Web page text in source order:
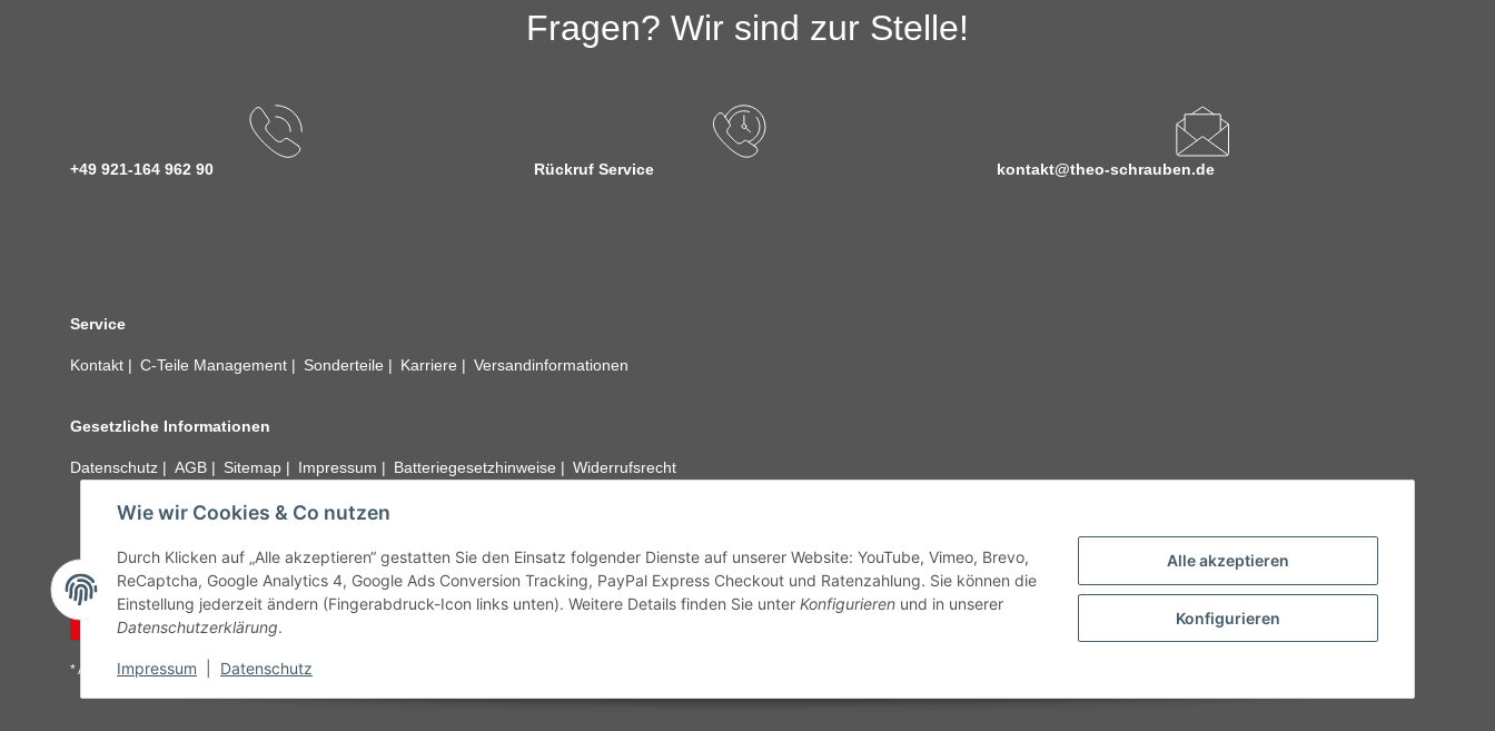
Alle akzeptieren
Konfigurieren
Wie wir Cookies & Co nutzen
Durch Klicken auf „Alle akzeptieren“ gestatten Sie den Einsatz folgender Dienste auf unserer Website: YouTube, Vimeo, Brevo,
ReCaptcha, Google Analytics 4, Google Ads Conversion Tracking, PayPal Express Checkout und Ratenzahlung. Sie können die
Einstellung jederzeit ändern (Fingerabdruck-Icon links unten). Weitere Details finden Sie unter Konfigurieren und in unserer
Datenschutzerklärung.
Impressum Datenschutz
Fragen? Wir sind zur Stelle!
+49 921-164 962 90 Rückruf Service kontakt@theo-schrauben.de
Service
Kontakt C-Teile Management Sonderteile Karriere Versandinformationen
Gesetzliche Informationen
Datenschutz AGB Sitemap Impressum Batteriegesetzhinweise Widerrufsrecht
unseren Kundenservice. Abbildungen der Artikel können beispielhaft sein und vom Produkt abweichen.
Vertrag widerrufen
* Alle Preise inkl. gesetzlicher USt., zzgl.